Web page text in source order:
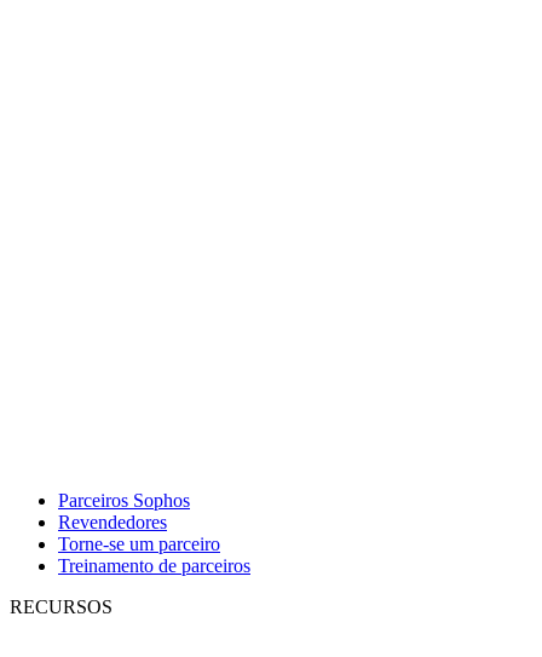
Parceiros Sophos
Revendedores
Torne-se um parceiro
Treinamento de parceiros
RECURSOS